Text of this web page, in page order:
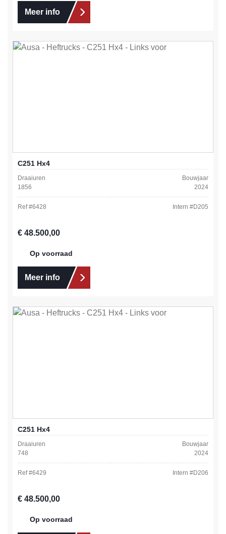
Meer info
C251 Hx4
Draaiuren
1856
Bouwjaar
2024
Ref #6428 Intern #D205
Normale prijs:
€ 48.500,00
Op voorraad
Meer info
C251 Hx4
Draaiuren
748
Bouwjaar
2024
Ref #6429 Intern #D206
Normale prijs:
€ 48.500,00
Op voorraad